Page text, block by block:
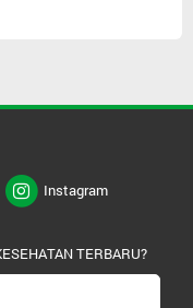
Instagram
TERBARU?